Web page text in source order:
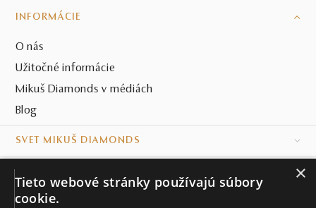
INFORMÁCIE
O nás
Užitočné informácie
Mikuš Diamonds v médiách
Blog
SVET MIKUŠ DIAMONDS
KONTAKT
×
Tieto webové stránky používajú súbory
cookie.